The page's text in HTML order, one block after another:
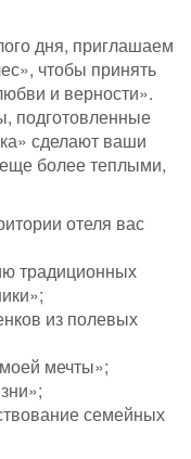
дня, приглашаем
чтобы принять
и верности».
подготовленные
сделают ваши
более теплыми,
отеля вас
традиционных
из полевых
мечты»;
семейных